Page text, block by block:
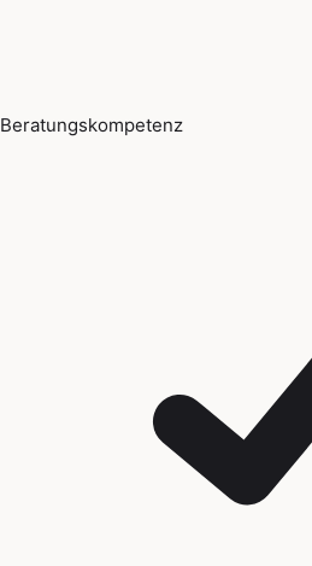
Beratungskompetenz